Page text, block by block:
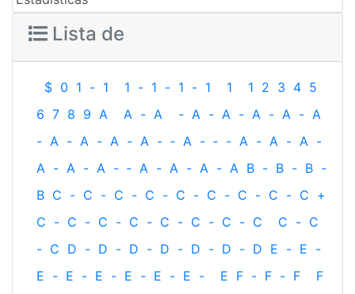
Lista de
$ 0 1 - 1 1 - 1 - 1 - 1 1 1 2 3 4 5
6 7 8 9 A A - A - A - A - A - A - A
- A - A - A - A - ‐ A - ‐ - A - A - A -
A - A - A - ‐ A - A - A - A B - B - B -
B C - C - C - C - C - C - C - C - C +
C - C - C - C - C - C - C - C C - C
- C D - D - D - D - D - D - D E - E -
E - E - E - E - E - E - E F - F - F
F